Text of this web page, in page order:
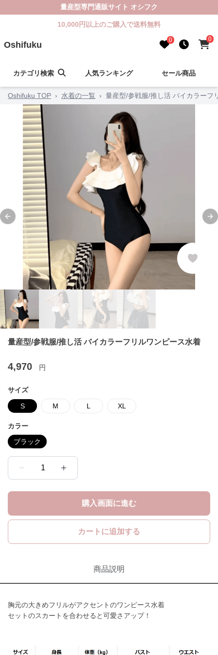
量産型専門通販サイト オシフク
10,000円以上のご購入で送料無料
Oshifuku 0 0
カテゴリ検索 人気ランキング セール商品
Oshifuku TOP › 水着の一覧 › 量産型/参戦服/推し活 バイカラーフ
Previous slide
量産型/参戦服/推し活 バイカラーフリルワンピース水着
4,970 円
サイズ
S M L XL
カラー
ブラック
1
購入画面に進む
カートに追加する
商品説明
胸元の大きめフリルがアクセントのワンピース水着
セットのスカートを合わせると可愛さアップ！